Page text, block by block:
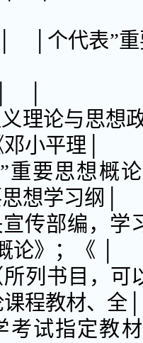
”重要
义理论与思
小平理│
重要思想概
想学习纲│
传部编，学
论》；《 │
所列书目，
程教材、全│
考试指定教